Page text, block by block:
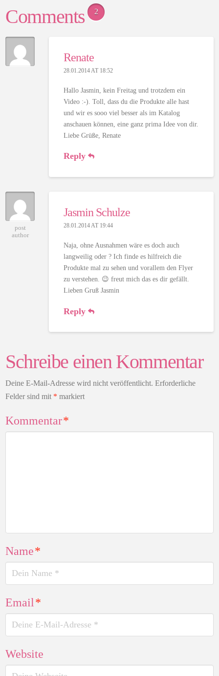
Comments 2
Renate
28.01.2014 AT 18:52
Hallo Jasmin, kein Freitag und trotzdem ein
Video :-). Toll, dass du die Produkte alle hast
und wir es sooo viel besser als im Katalog
anschauen können, eine ganz prima Idee von dir.
Liebe Grüße, Renate
Reply
post
author
Jasmin Schulze
28.01.2014 AT 19:44
Naja, ohne Ausnahmen wäre es doch auch
langweilig oder ? Ich finde es hilfreich die
Produkte mal zu sehen und vorallem den Flyer
zu verstehen. 😉 freut mich das es dir gefällt.
Lieben Gruß Jasmin
Reply
Schreibe einen Kommentar
Deine E-Mail-Adresse wird nicht veröffentlicht. Erforderliche
Felder sind mit * markiert
Kommentar*
Name*
Email*
Website